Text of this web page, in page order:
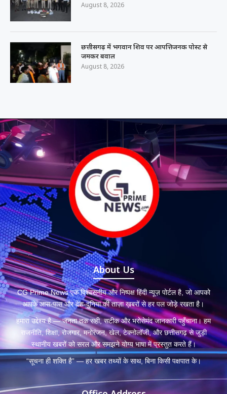
August 8, 2026
छत्तीसगढ़ में भगवान शिव पर आपत्तिजनक पोस्ट से
जमकर बवाल
August 8, 2026
About Us
CG Prime News एक विश्वसनीय और निष्पक्ष हिंदी न्यूज़ पोर्टल है, जो आपको
आपके आस-पास और देश-दुनिया की ताज़ा ख़बरों से हर पल जोड़े रखता है।
हमारा उद्देश्य है — जनता तक सही, सटीक और भरोसेमंद जानकारी पहुँचाना। हम
राजनीति, शिक्षा, रोजगार, मनोरंजन, खेल, टेक्नोलॉजी, और छत्तीसगढ़ से जुड़ी
स्थानीय खबरों को सरल और समझने योग्य भाषा में प्रस्तुत करते हैं।
“सूचना ही शक्ति है” — हर खबर तथ्यों के साथ, बिना किसी पक्षपात के।